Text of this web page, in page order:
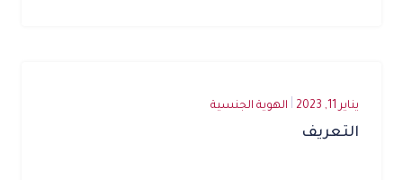
يناير 11, 2023 الهوية الجنسية
التعريف